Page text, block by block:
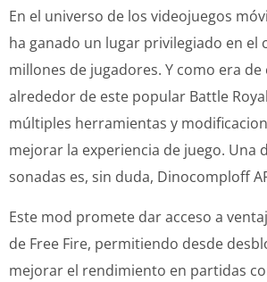
En el universo de los videojuegos
ha ganado un lugar privilegiado en el
millones de jugadores. Y como era de
alrededor de este popular Battle
múltiples herramientas y
mejorar la experiencia de juego. Una
sonadas es, sin duda, Dinocomploff
Este mod promete dar acceso a
de Free Fire, permitiendo desde
mejorar el rendimiento en partidas